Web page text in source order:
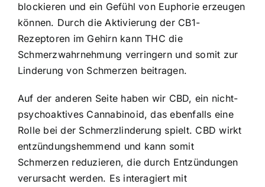
blockieren und ein Gefühl von Euphorie erzeugen
können. Durch die Aktivierung der CB1-
Rezeptoren im Gehirn kann THC die
Schmerzwahrnehmung verringern und somit zur
Linderung von Schmerzen beitragen.
Auf der anderen Seite haben wir CBD, ein nicht-
psychoaktives Cannabinoid, das ebenfalls eine
Rolle bei der Schmerzlinderung spielt. CBD wirkt
entzündungshemmend und kann somit
Schmerzen reduzieren, die durch Entzündungen
verursacht werden. Es interagiert mit